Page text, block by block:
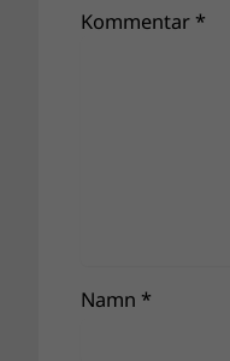
Kommentar *
Namn *